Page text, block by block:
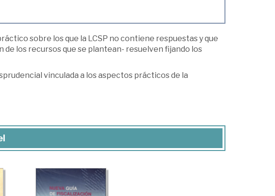
sobre los que la LCSP no contiene respuestas y que
de los recursos que se plantean- resuelven fijando los
vinculada a los aspectos prácticos de la